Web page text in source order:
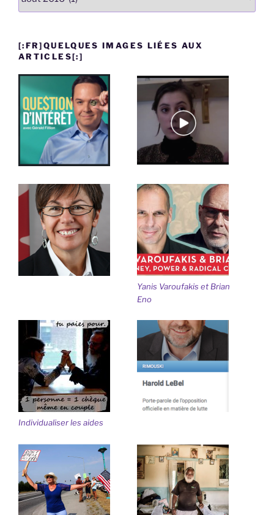
les
[:FR]QUELQUES IMAGES LIÉES AUX
ARTICLES[:]
Yanis Varoufakis et Brian
Eno
Individualiser les aides